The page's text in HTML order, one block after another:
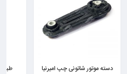
طبق راست امیرنیا تندر90